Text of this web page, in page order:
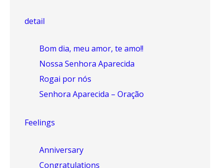
detail
Bom dia, meu amor, te amo!!
Nossa Senhora Aparecida
Rogai por nós
Senhora Aparecida – Oração
Feelings
Anniversary
Congratulations